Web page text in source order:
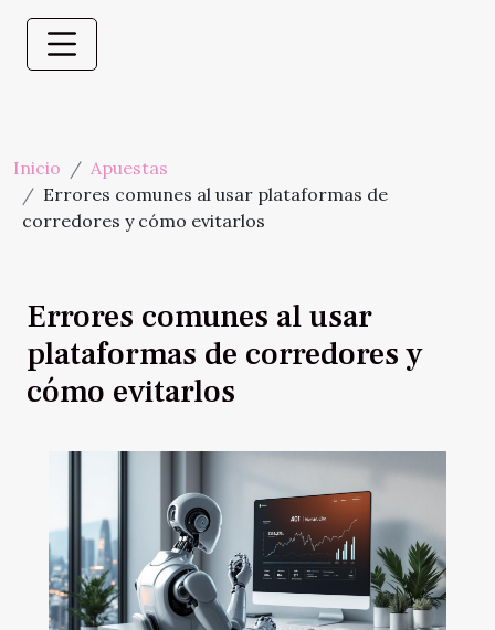
Inicio
Apuestas
Errores comunes al usar plataformas de
corredores y cómo evitarlos
Errores comunes al usar
plataformas de corredores y
cómo evitarlos